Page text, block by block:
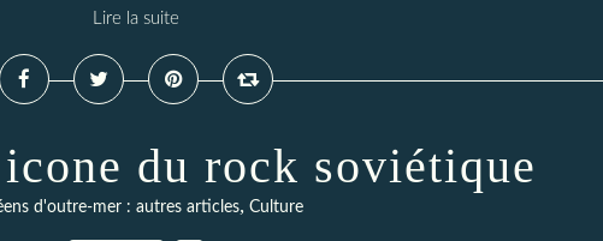
Lire la suite
du rock soviétique
d'outre-mer : autres articles, Culture